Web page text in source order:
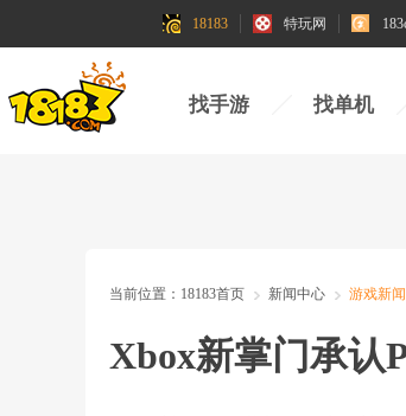
18183 特玩网
找手游 找单机
当前位置： 18183首页 新闻中心 游戏新闻
Xbox新掌门承认